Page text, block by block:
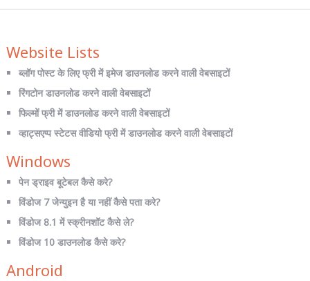
Website Lists
ब्लॉग पोस्ट के लिए फ्री में इमेज डाउनलोड करने वाली वेबसाइटों
रिंगटोन डाउनलोड करने वाली वेबसाइटों
फिल्मों फ्री में डाउनलोड करने वाली वेबसाइटों
व्हाट्सएप्प स्टेटस वीडियो फ्री में डाउनलोड करने वाली वेबसाइटों
Windows
पेन ड्राइव बूटेबल कैसे करे?
विंडोज 7 जेन्युइन है या नहीं कैसे पता करे?
विंडोज 8.1 में स्क्रीनशॉट कैसे ले?
विंडोज 10 डाउनलोड कैसे करे?
Android